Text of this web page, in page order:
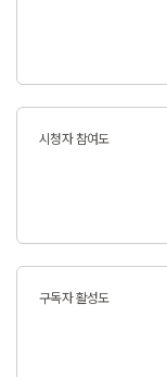
시청자 참여도
구독자 활성도